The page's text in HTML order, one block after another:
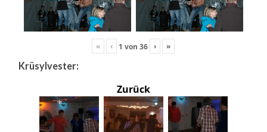
« ‹ 1 von36 › »
Krüsylvester:
Zurück